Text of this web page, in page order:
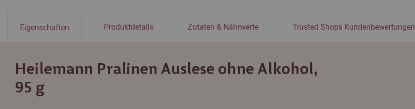
Eigenschaften
Heilemann Pralinen Auslese ohne Alkohol,
95 g
Produktdetails Zutaten & Nährwerte Trusted Shops Kundenbewertungen